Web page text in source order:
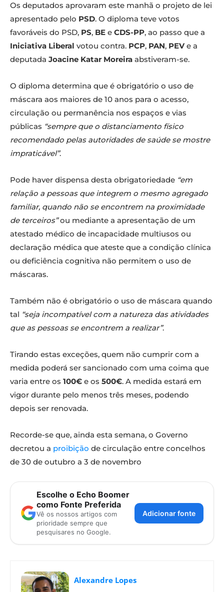
Os deputados aprovaram este manhã o projeto de lei
apresentado pelo PSD. O diploma teve votos
favoráveis do PSD, PS, BE e CDS-PP, ao passo que a
Iniciativa Liberal votou contra. PCP, PAN, PEV e a
deputada Joacine Katar Moreira abstiveram-se.
O diploma determina que é obrigatório o uso de
máscara aos maiores de 10 anos para o acesso,
circulação ou permanência nos espaços e vias
públicas “sempre que o distanciamento físico
recomendado pelas autoridades de saúde se mostre
impraticável”.
Pode haver dispensa desta obrigatoriedade “em
relação a pessoas que integrem o mesmo agregado
familiar, quando não se encontrem na proximidade
de terceiros”ou mediante a apresentação de um
atestado médico de incapacidade multiusos ou
declaração médica que ateste que a condição clínica
ou deficiência cognitiva não permitem o uso de
máscaras.
Também não é obrigatório o uso de máscara quando
tal “seja incompatível com a natureza das atividades
que as pessoas se encontrem a realizar”.
Tirando estas exceções, quem não cumprir com a
medida poderá ser sancionado com uma coima que
varia entre os 100€ e os 500€. A medida estará em
vigor durante pelo menos três meses, podendo
depois ser renovada.
Recorde-se que, ainda esta semana, o Governo
decretou a proibição de circulação entre concelhos
de 30 de outubro a 3 de novembro
Escolhe o Echo Boomer
como Fonte Preferida
Vê os nossos artigos com
prioridade sempre que
pesquisares no Google.
Adicionar fonte
Alexandre Lopes